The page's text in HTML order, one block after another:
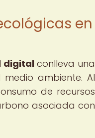
en
digitalconlleva una
ambiente. Al
de recursos
asociada con